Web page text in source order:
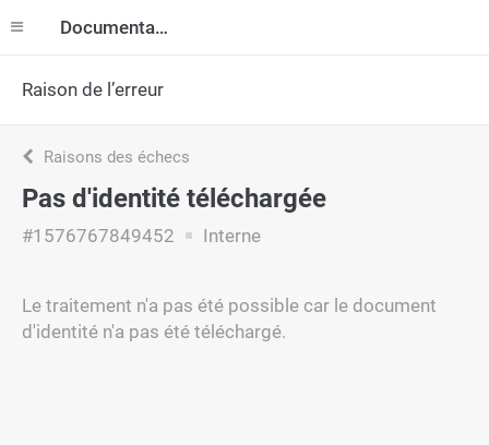
Documentation
Raison de l’erreur
Raisons des échecs
Pas d'identité téléchargée
#1576767849452 Interne
Le traitement n'a pas été possible car le document
d'identité n'a pas été téléchargé.